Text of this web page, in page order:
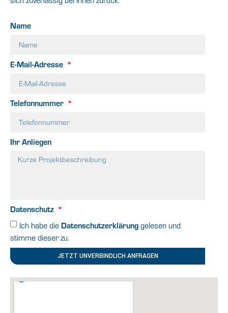
Name
E-Mail-Adresse
Telefonnummer
Ihr Anliegen
Datenschutz
Ich habe die Datenschutzerklärunggelesen und
stimme dieser zu.
JETZT UNVERBINDLICH ANFRAGEN